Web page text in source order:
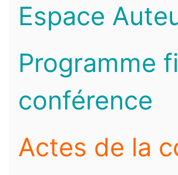
Espace
Programme
conférence
Actes de la